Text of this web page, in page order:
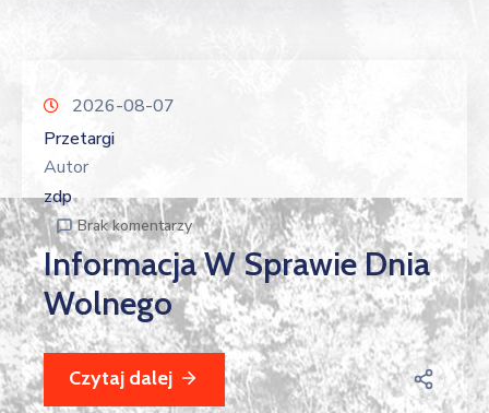
2026-08-07
Przetargi
Autor
zdp
Brak komentarzy
Informacja W Sprawie Dnia
Wolnego
Czytaj dalej